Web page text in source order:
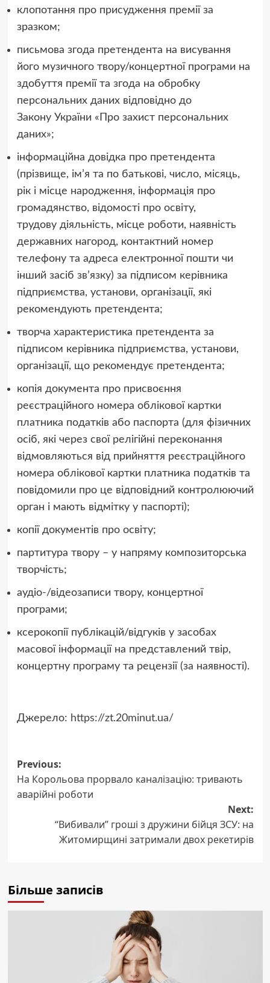
клопотання про присудження премії за
зразком;
письмова згода претендента на висування
його музичного твору/концертної програми на
здобуття премії та згода на обробку
персональних даних відповідно до
Закону України «Про захист персональних
даних»;
інформаційна довідка про претендента
(прізвище, ім’я та по батькові, число, місяць,
рік і місце народження, інформація про
громадянство, відомості про освіту,
трудову діяльність, місце роботи, наявність
державних нагород, контактний номер
телефону та адреса електронної пошти чи
інший засіб зв’язку) за підписом керівника
підприємства, установи, організації, які
рекомендують претендента;
творча характеристика претендента за
підписом керівника підприємства, установи,
організації, що рекомендує претендента;
копія документа про присвоєння
реєстраційного номера облікової картки
платника податків або паспорта (для фізичних
осіб, які через свої релігійні переконання
відмовляються від прийняття реєстраційного
номера облікової картки платника податків та
повідомили про це відповідний контролюючий
орган і мають відмітку у паспорті);
копії документів про освіту;
партитура твору – у напряму композиторська
творчість;
аудіо-/відеозаписи твору, концертної
програми;
ксерокопії публікацій/відгуків у засобах
масової інформації на представлений твір,
концертну програму та рецензії (за наявності).
Джерело: https://zt.20minut.ua/
Post
navigation
Previous:
На Корольова прорвало каналізацію: тривають
аварійні роботи
Next:
“Вибивали” гроші з дружини бійця ЗСУ: на
Житомирщині затримали двох рекетирів
Більше записів